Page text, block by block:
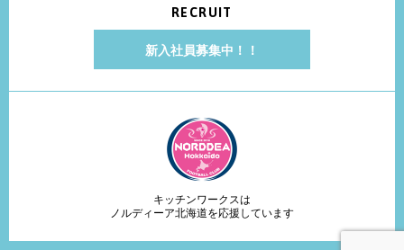
RECRUIT
新入社員募集中！！
キッチンワークスは
ノルディーア北海道を応援しています